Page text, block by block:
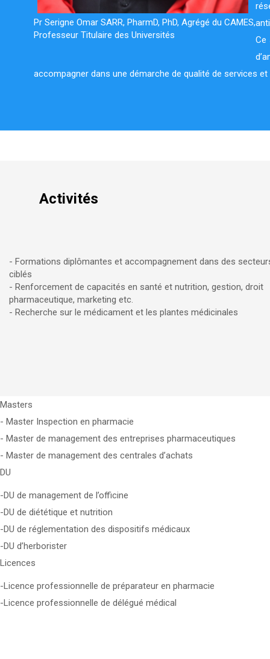
Pr Serigne Omar SARR, PharmD, PhD, Agrégé du CAMES,
Professeur Titulaire des Universités
Ce
accompagner dans une démarche de qualité de services
Activités
- Formations diplômantes et accompagnement dans des
ciblés
- Renforcement de capacités en santé et nutrition, gestion, droit
pharmaceutique, marketing etc.
- Recherche sur le médicament et les plantes médicinales
Masters
- Master Inspection en pharmacie
- Master de management des entreprises pharmaceutiques
- Master de management des centrales d’achats
DU
​-DU de management de l’officine
-DU de diététique et nutrition
-DU de réglementation des dispositifs médicaux
-DU d’herborister
Licences
-Licence professionnelle de préparateur en pharmacie
-Licence professionnelle de délégué médical